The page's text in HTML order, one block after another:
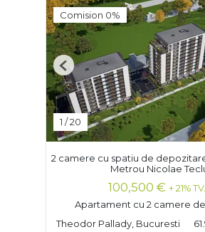
Comision 0%
1 /20
Previous
2 camere cu spatiu de
Metrou Nicolae
100,500 € + 21%
Apartament cu 2 camere
Theodor Pallady, Bucuresti